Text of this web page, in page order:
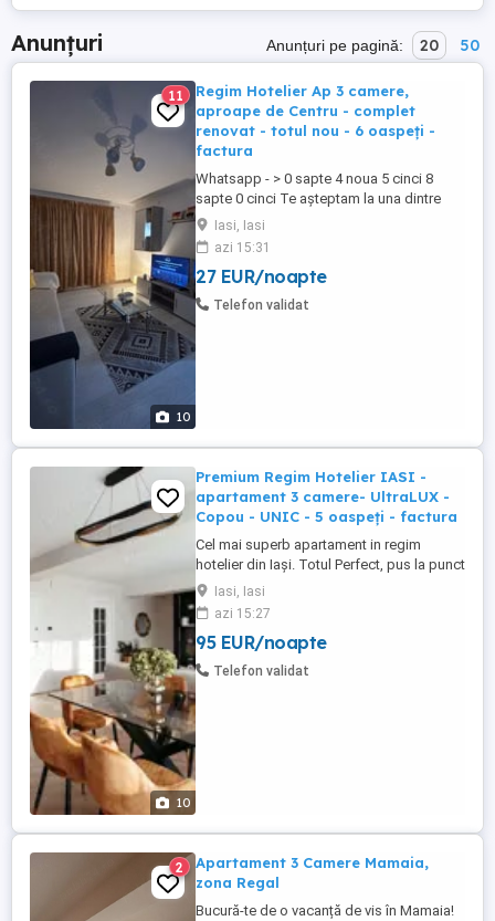
Anunțuri Anunțuri pe pagină: 20 50
10
11
Regim Hotelier Ap 3 camere,
aproape de Centru - complet
renovat - totul nou - 6 oaspeți -
factura
Whatsapp - > 0 sapte 4 noua 5 cinci 8
sapte 0 cinci Te așteptam la una dintre
locațiile noastre dotate și pregătite spre a
te găzdui pe tine sau pe amicii tai. Prețuri
începând de la 130 de lei noapte, în
funcție de locație, numărul de persoane și
de durata șederii. Mai multe ...
Iasi, Iasi
azi 15:31
27 EUR/noapte
Telefon validat
10
Premium Regim Hotelier IASI -
apartament 3 camere- UltraLUX -
Copou - UNIC - 5 oaspeți - factura
Cel mai superb apartament in regim
hotelier din Iași. Totul Perfect, pus la punct
si gândit pentru satisfacerea așteptărilor
oaspetelui. NU ne crezi? Hai sa te
convingi singur, Întreabă pe whatsapp ce
vrei sa intrebi si te așteptăm cu drag!
Iasi, Iasi
azi 15:27
95 EUR/noapte
Telefon validat
2
Apartament 3 Camere Mamaia,
zona Regal
Bucură-te de o vacanță de vis în Mamaia!